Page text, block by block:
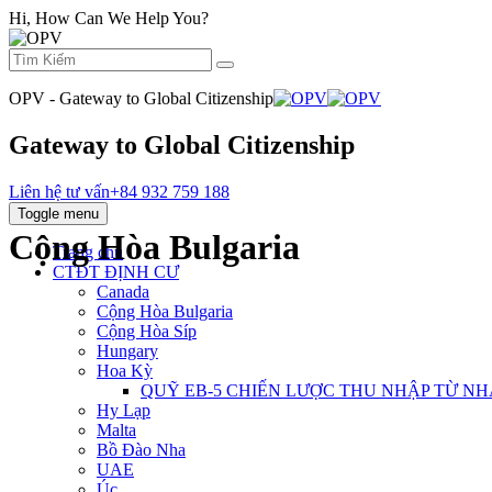
Hi, How Can We Help You?
OPV - Gateway to Global Citizenship
Gateway to Global Citizenship
Liên hệ tư vấn+84 932 759 188
Toggle menu
Trang chủ
CTĐT ĐỊNH CƯ
Canada
Cộng Hòa Bulgaria
Cộng Hòa Síp
Hungary
Hoa Kỳ
QUỸ EB‐5 CHIẾN LƯỢC THU NHẬP TỪ
Hy Lạp
Malta
Bồ Đào Nha
UAE
Cộng Hòa Bulgaria